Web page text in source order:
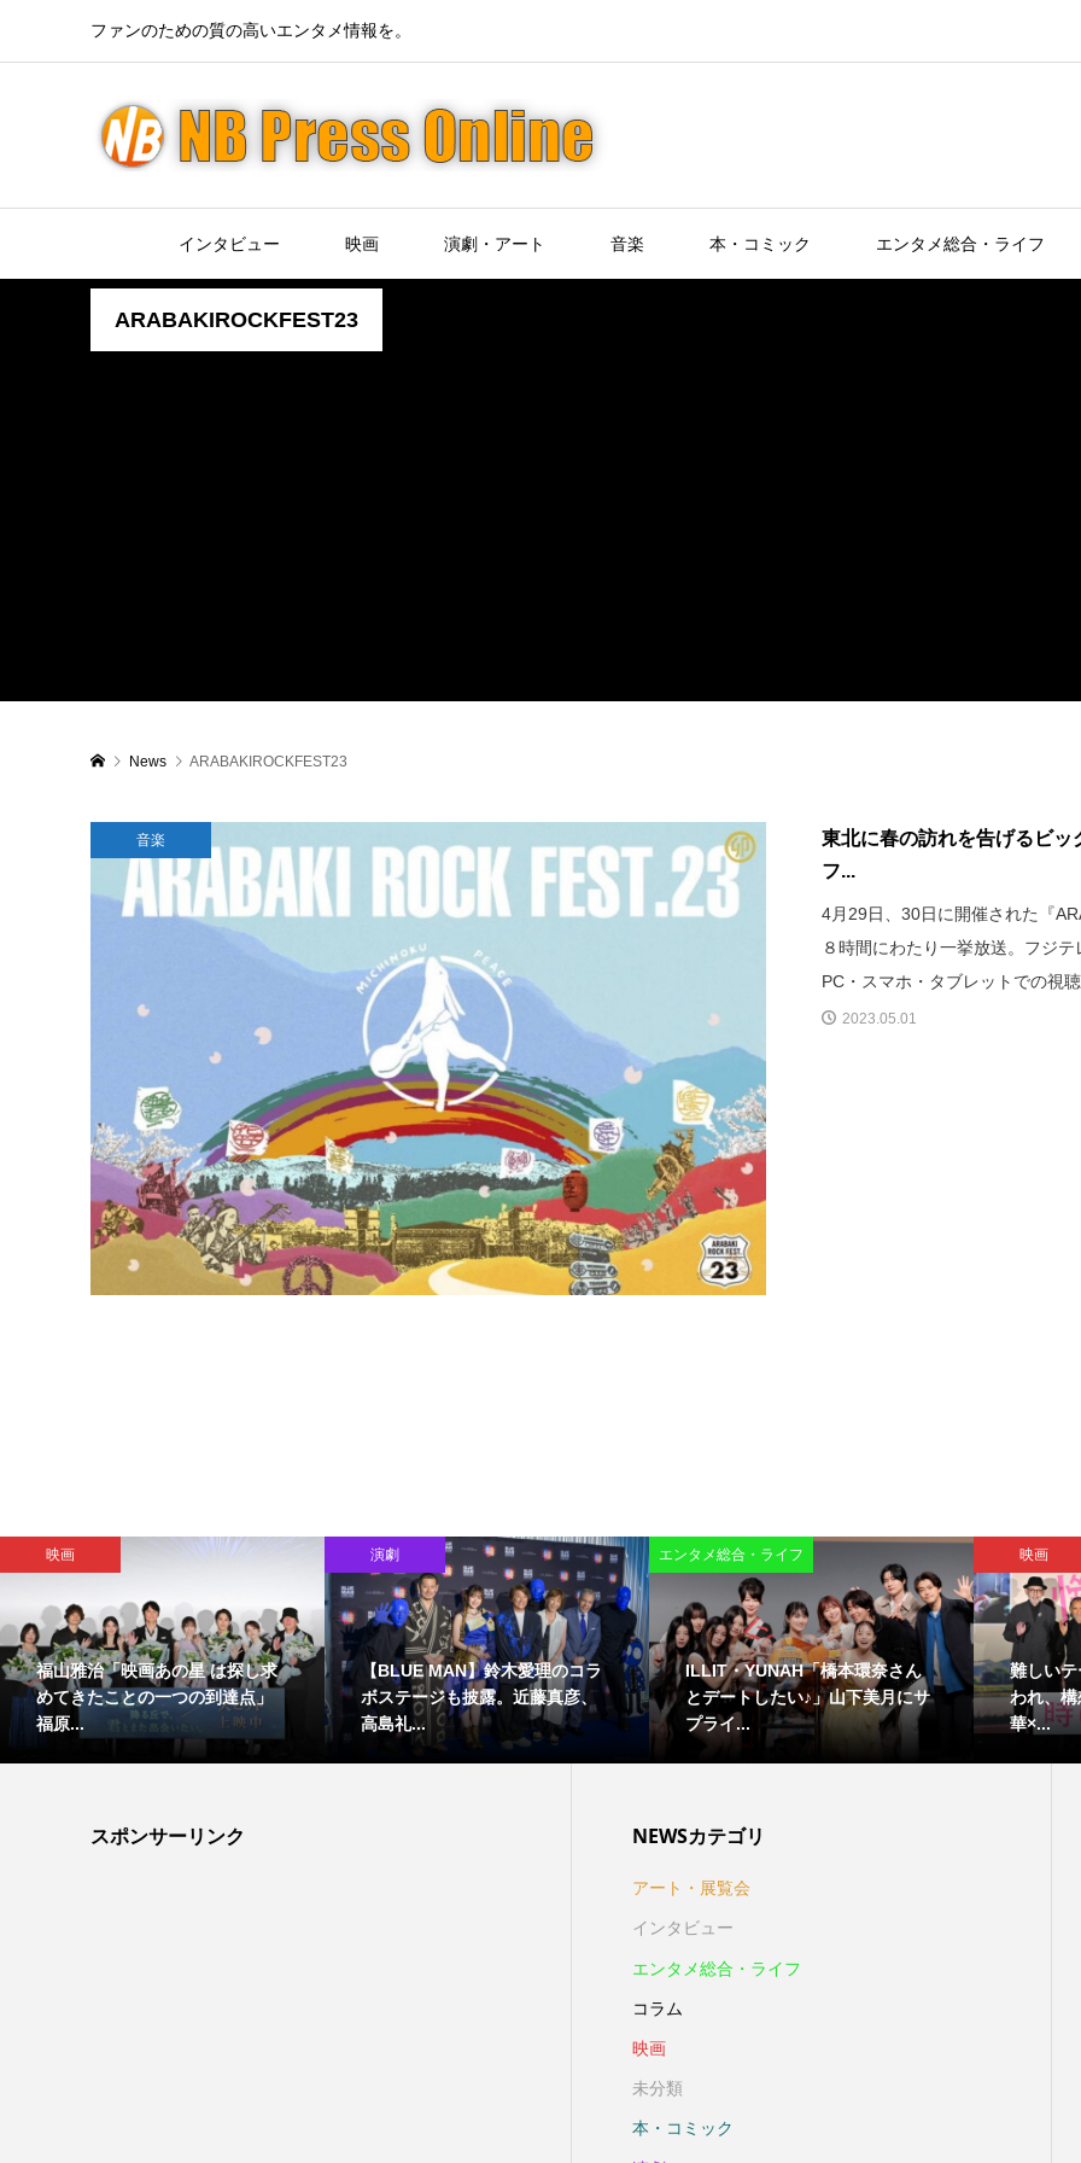
ファンのための質の高いエンタメ情報を。
インタビュー 映画 演劇・アート 音楽 本・コミック エンタメ総合・ライフ
ARABAKIROCKFEST23
News ARABAKIROCKFEST23
音楽
東北に春の訪れを告げるビ
フ...
4月29日、30日に開催された『
８時間にわたり一挙放送。フジ
PC・スマホ・タブレットでの視
2023.05.01
映画
福山雅治「映画あの星 は探し求
めてきたことの一つの到達点」
福原...
演劇
【BLUE MAN】鈴木愛理のコラ
ボステージも披露。近藤真彦、
高島礼...
エンタメ総合・ライフ
ILLIT・YUNAH「橋本環奈さん
とデートしたい♪」山下美月にサ
プライ...
映画
難しい
われ、
華×...
スポンサーリンク NEWSカテゴリ
アート・展覧会
インタビュー
エンタメ総合・ライフ
コラム
映画
未分類
本・コミック